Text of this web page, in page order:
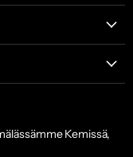
Kemissä,